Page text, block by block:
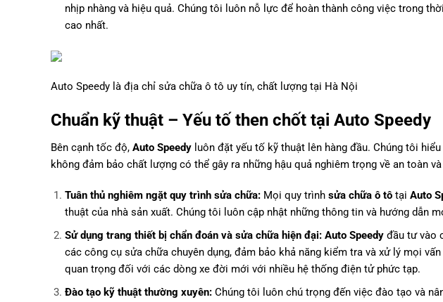
nhịp nhàng và hiệu quả. Chúng tôi luôn nỗ lực để hoàn thành công việc trong
cao nhất.
Auto Speedy là địa chỉ sửa chữa ô tô uy tín, chất lượng tại Hà Nội
Chuẩn kỹ thuật – Yếu tố then chốt tại Auto Speedy
Bên cạnh tốc độ, Auto Speedy luôn đặt yếu tố kỹ thuật lên hàng đầu. Chúng tôi
không đảm bảo chất lượng có thể gây ra những hậu quả nghiêm trọng về an toàn
Tuân thủ nghiêm ngặt quy trình sửa chữa:Mọi quy trình sửa chữa ô tôtại Auto
thuật của nhà sản xuất. Chúng tôi luôn cập nhật những thông tin và hướng dẫn
Sử dụng trang thiết bị chẩn đoán và sửa chữa hiện đại: Auto Speedyđầu tư vào
các công cụ sửa chữa chuyên dụng, đảm bảo khả năng kiểm tra và xử lý mọi
quan trọng đối với các dòng xe đời mới với nhiều hệ thống điện tử phức tạp.
Đào tạo kỹ thuật thường xuyên:Chúng tôi luôn chú trọng đến việc đào tạo và